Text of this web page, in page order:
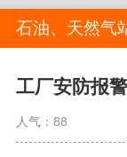
石油、天然气
工厂安防报
人气： 88